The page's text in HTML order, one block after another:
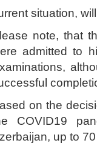
situation,
note, that
admitted to
on the
COVID19
up to